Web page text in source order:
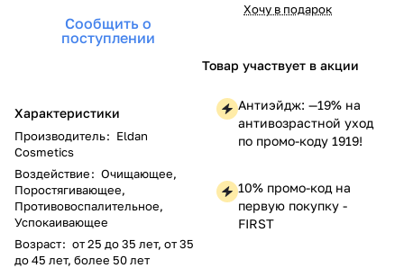
Сообщить о
поступлении
Характеристики
Производитель: Eldan
Cosmetics
Воздействие: Очищающее,
Поростягивающее,
Противовоспалительное,
Успокаивающее
Возраст: от 25 до 35 лет, от 35
до 45 лет, более 50 лет
Хочу в подарок
Товар участвует в акции
Антиэйдж: —19% на
антивозрастной уход
по промо-коду 1919!
10% промо-код на
первую покупку -
FIRST